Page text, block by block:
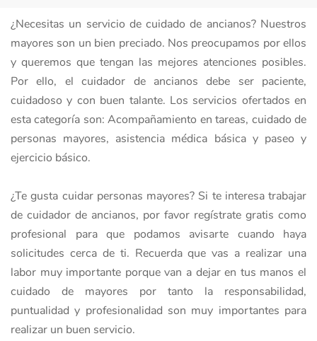
¿Necesitas un servicio de cuidado de ancianos? Nuestros
mayores son un bien preciado. Nos preocupamos por ellos
y queremos que tengan las mejores atenciones posibles.
Por ello, el cuidador de ancianos debe ser paciente,
cuidadoso y con buen talante. Los servicios ofertados en
esta categoría son: Acompañamiento en tareas, cuidado de
personas mayores, asistencia médica básica y paseo y
ejercicio básico.
¿Te gusta cuidar personas mayores? Si te interesa trabajar
de cuidador de ancianos, por favor regístrate gratis como
profesional para que podamos avisarte cuando haya
solicitudes cerca de ti. Recuerda que vas a realizar una
labor muy importante porque van a dejar en tus manos el
cuidado de mayores por tanto la responsabilidad,
puntualidad y profesionalidad son muy importantes para
realizar un buen servicio.